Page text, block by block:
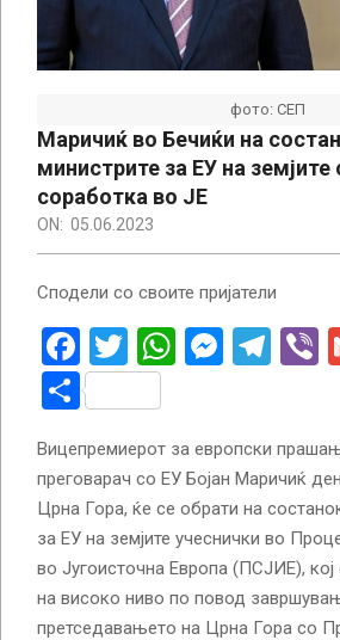
фото: СЕП
Маричиќ во Бечиќи на
министрите за ЕУ на
соработка во ЈЕ
ON: 05.06.2023
Сподели со своите пријатели
Facebook
Twitter
Share
Вицепремиерот за европски
преговарач со ЕУ Бојан Маричиќ
Црна Гора, ќе се обрати на
за ЕУ на земјите учеснички во
во Југоисточна Европа (ПСЈИЕ), кој
на високо ниво по повод
претседавањето на Црна Гора со